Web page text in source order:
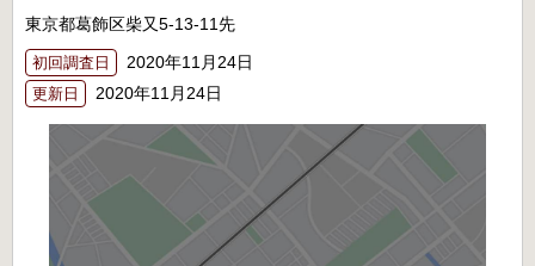
東京都葛飾区柴又5-13-11先
初回調査日 2020年11月24日
更新日 2020年11月24日